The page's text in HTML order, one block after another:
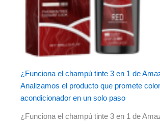
¿Funciona el champú tinte 3 en 1 de
Analizamos el producto que promete
acondicionador en un solo paso
¿Funciona el champú tinte 3 en 1 de